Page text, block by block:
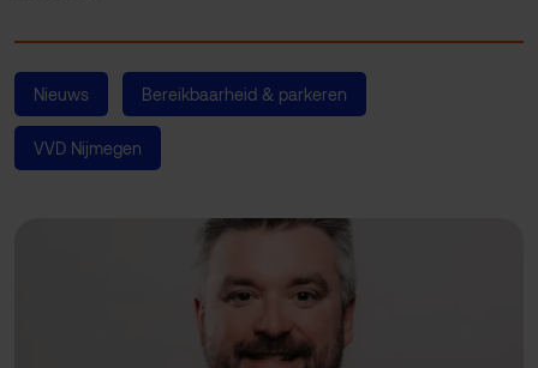
Nieuws Bereikbaarheid & parkeren
VVD Nijmegen